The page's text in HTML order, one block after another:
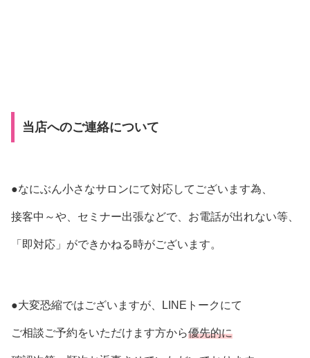
当店へのご連絡について
●なにぶん小さなサロンにて対応してございます為、
接客中～や、セミナー出張などで、お電話が出れない等、
「即対応」ができかねる時がございます。
●大変恐縮ではございますが、LINEトークにて
ご相談ご予約をいただけます方から優先的に